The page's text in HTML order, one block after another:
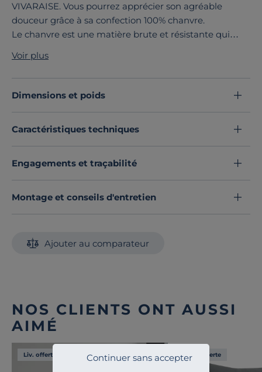
Continuer sans accepter
VIVARAISE. Vous pourrez apprécier son agréable
douceur grâce à sa confection 100% chanvre.
Le chanvre est une matière brute et résistante qui
de couette se décline dans une large palette de coloris,
pour répondre à toutes vos envies.
Découvrez toute notre sélection :
Housses de couette
Voir plus
Dimensions et poids
Caractéristiques techniques
Engagements et traçabilité
Montage et conseils d'entretien
Ajouter au comparateur
NOS CLIENTS ONT AUSSI
AIMÉ
Liv. offerte Liv. offerte